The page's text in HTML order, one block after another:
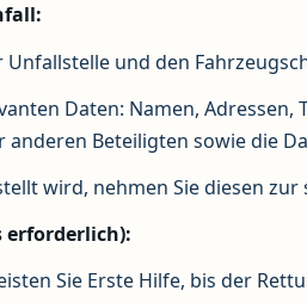
Unfallstelle und den
Daten: Namen,
anderen Beteiligten sowie die
wird, nehmen Sie diesen
erforderlich):
Sie Erste Hilfe, bis der